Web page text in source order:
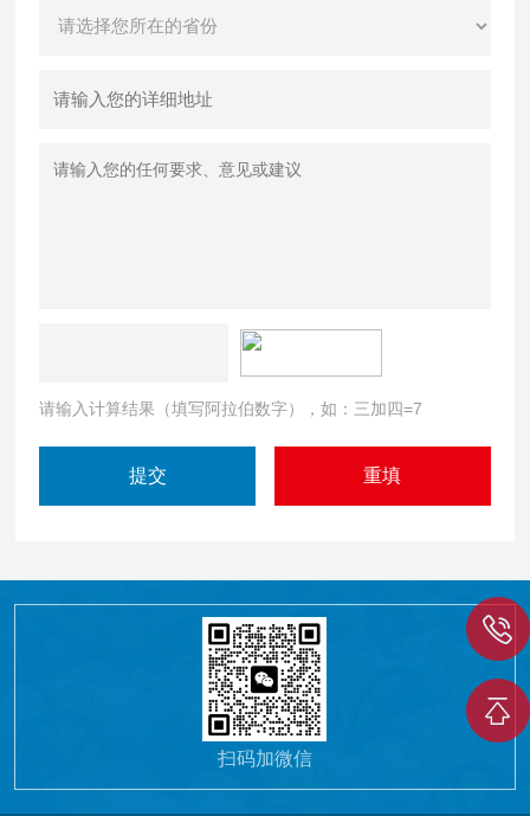
请输入计算结果（填写阿拉伯数字），如：三加四=7
扫码加微信